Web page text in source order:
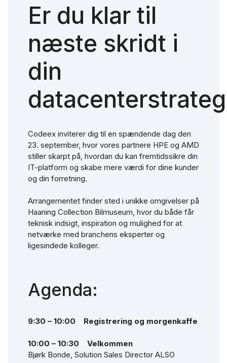
Er du klar til
næste skridt i
din
Codeex inviterer dig til en spændende dag den
23. september, hvor vores partnere HPE og AMD
stiller skarpt på, hvordan du kan fremtidssikre din
IT-platform og skabe mere værdi for dine kunder
og din forretning.
Arrangementet finder sted i unikke omgivelser på
Haaning Collection Bilmuseum, hvor du både får
teknisk indsigt, inspiration og mulighed for at
netværke med branchens eksperter og
ligesindede kolleger.
Agenda:
9:30 – 10:00 Registrering og morgenkaffe
10:00 – 10:30 Velkommen
Bjørk Bonde, Solution Sales Director ALSO